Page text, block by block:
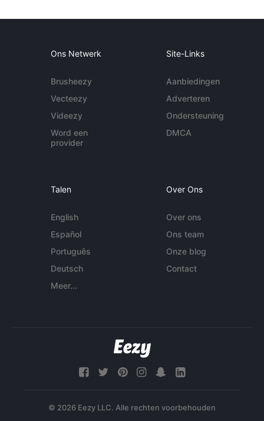
Ons Netwerk
Brusheezy
Vecteezy
Videezy
Word een
provider
Site-Links
Aanbiedingen
Adverteren
Ondersteuning
DMCA
Talen
English
Español
Português
Deutsch
Meer...
Over Ons
Over ons
Ons team
Onze blog
Contact
© 2026 Eezy LLC. Alle rechten voorbehouden